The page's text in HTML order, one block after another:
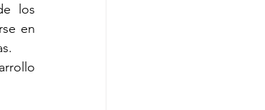
los
en